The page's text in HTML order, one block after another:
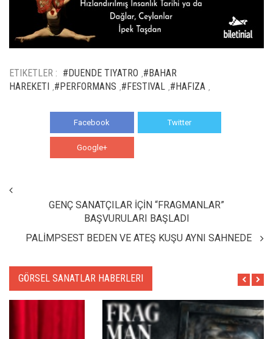
ETIKETLER : #DUENDE TIYATRO #BAHAR
HAREKETI #PERFORMANS #FESTIVAL #HAFIZA
Facebook Twitter
Google+
GENÇ SANATÇILAR İÇİN “FRAGMANLAR”
BAŞVURULARI BAŞLADI
PALİMPSEST BEDEN VE ATEŞ KUŞU AYNI SAHNEDE
GÖRSEL SANATLAR HABERLERI